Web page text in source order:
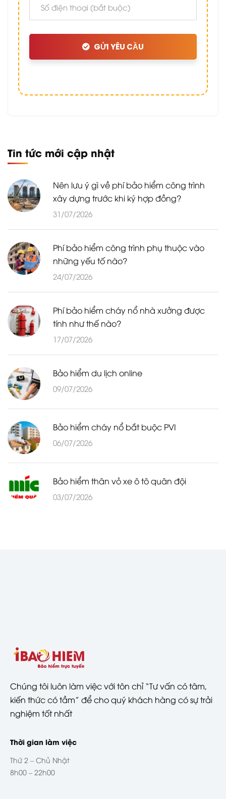
GỬI YÊU CẦU
Tin tức mới cập nhật
Nên lưu ý gì về phí bảo hiểm công trình
xây dựng trước khi ký hợp đồng?
31/07/2026
Phí bảo hiểm công trình phụ thuộc vào
những yếu tố nào?
24/07/2026
Phí bảo hiểm cháy nổ nhà xưởng được
tính như thế nào?
17/07/2026
Bảo hiểm du lịch online
09/07/2026
Bảo hiểm cháy nổ bắt buộc PVI
06/07/2026
Bảo hiểm thân vỏ xe ô tô quân đội
03/07/2026
Chúng tôi luôn làm việc với tôn chỉ “Tư vấn có tâm,
kiến thức có tầm” để cho quý khách hàng có sự trải
nghiệm tốt nhất
Thời gian làm việc
Thứ 2 – Chủ Nhật
8h00 – 22h00